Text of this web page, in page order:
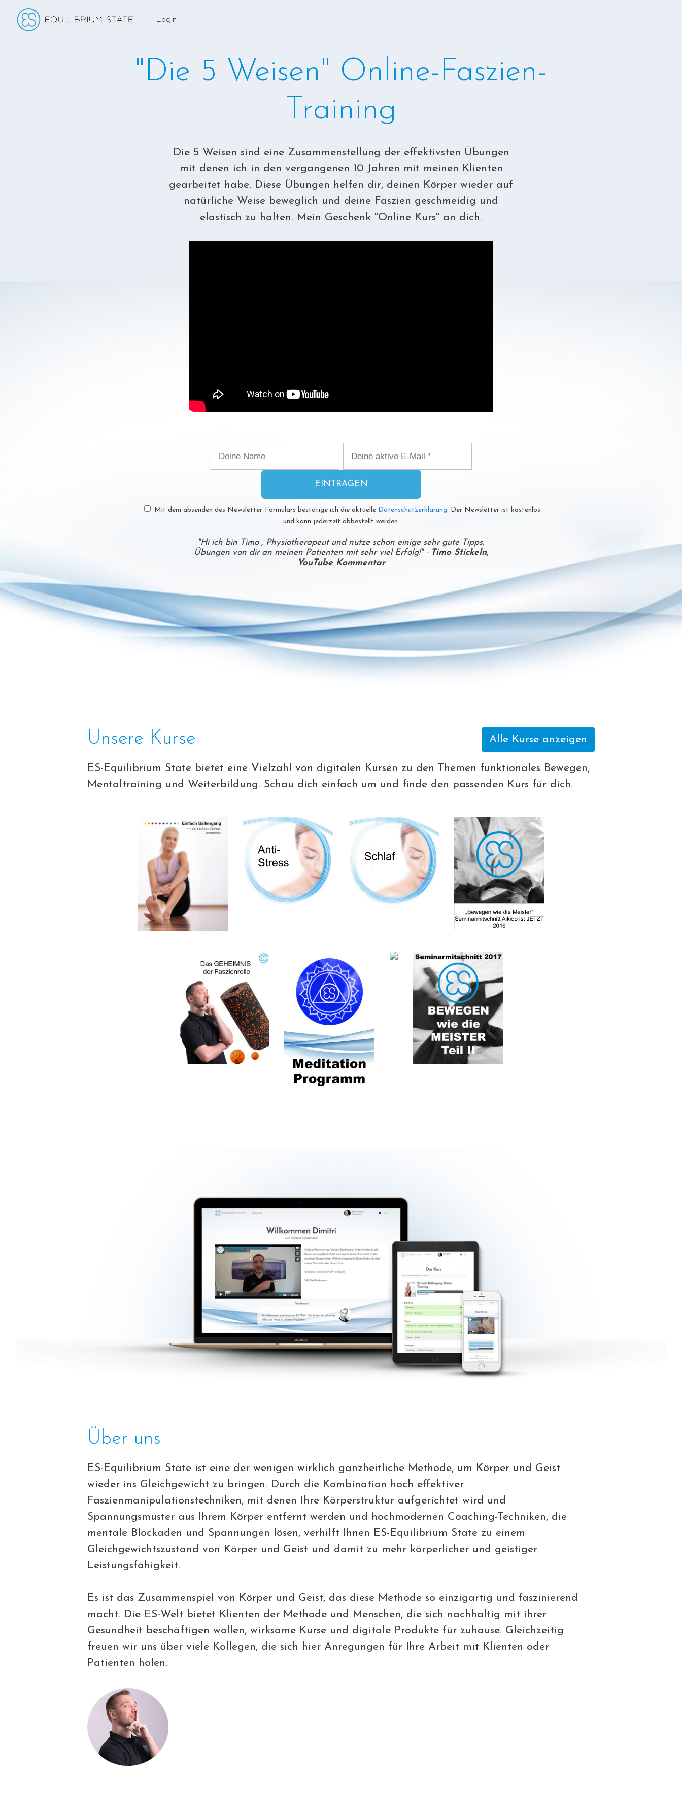
Login
"Die 5 Weisen" Online-Faszien-
Training
Die 5 Weisen sind eine Zusammenstellung der effektivsten Übungen
mit denen ich in den vergangenen 10 Jahren mit meinen Klienten
gearbeitet habe. Diese Übungen helfen dir, deinen Körper wieder auf
natürliche Weise beweglich und deine Faszien geschmeidig und
elastisch zu halten. Mein Geschenk "Online Kurs" an dich.
Mit dem absenden des Newsletter-Formulars bestätige ich die aktuelle Datenschutzerklärung. Der Newsletter ist kostenlos
und kann jederzeit abbestellt werden.
"Hi ich bin Timo , Physiotherapeut und nutze schon einige sehr gute Tipps,
Übungen von dir an meinen Patienten mit sehr viel Erfolg!" - Timo Stickeln,
YouTube Kommentar
Alle Kurse anzeigen
Unsere Kurse
ES-Equilibrium State bietet eine Vielzahl von digitalen Kursen zu den Themen funktionales Bewegen,
Mentaltraining und Weiterbildung. Schau dich einfach um und finde den passenden Kurs für dich.
Über uns
ES-Equilibrium State ist eine der wenigen wirklich ganzheitliche Methode, um Körper und Geist
wieder ins Gleichgewicht zu bringen. Durch die Kombination hoch effektiver
Faszienmanipulationstechniken, mit denen Ihre Körperstruktur aufgerichtet wird und
Spannungsmuster aus Ihrem Körper entfernt werden und hochmodernen Coaching-Techniken, die
mentale Blockaden und Spannungen lösen, verhilft Ihnen ES-Equilibrium State zu einem
Gleichgewichtszustand von Körper und Geist und damit zu mehr körperlicher und geistiger
Leistungsfähigkeit.
Es ist das Zusammenspiel von Körper und Geist, das diese Methode so einzigartig und faszinierend
macht. Die ES-Welt bietet Klienten der Methode und Menschen, die sich nachhaltig mit ihrer
Gesundheit beschäftigen wollen, wirksame Kurse und digitale Produkte für zuhause. Gleichzeitig
freuen wir uns über viele Kollegen, die sich hier Anregungen für Ihre Arbeit mit Klienten oder
Patienten holen.